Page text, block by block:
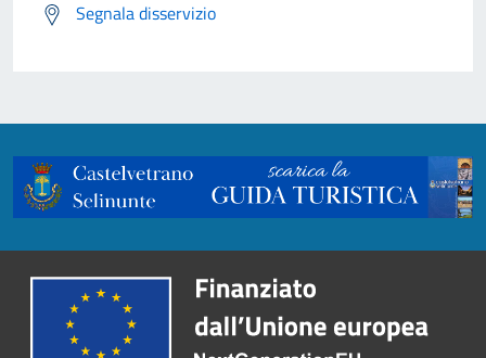
Segnala disservizio